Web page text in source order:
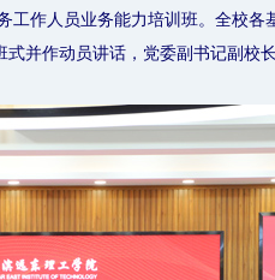
工作人员业务能力培训班。全校各
并作动员讲话，党委副书记副校